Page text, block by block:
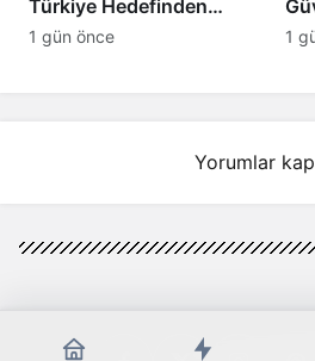
Türkiye Hedefinden
Dönüş Yoktur”
1 gün önce 1
Yorumlar